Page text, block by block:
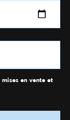
en vente et